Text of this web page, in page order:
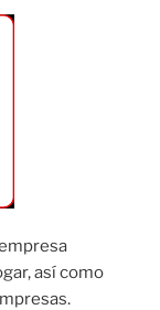
así como